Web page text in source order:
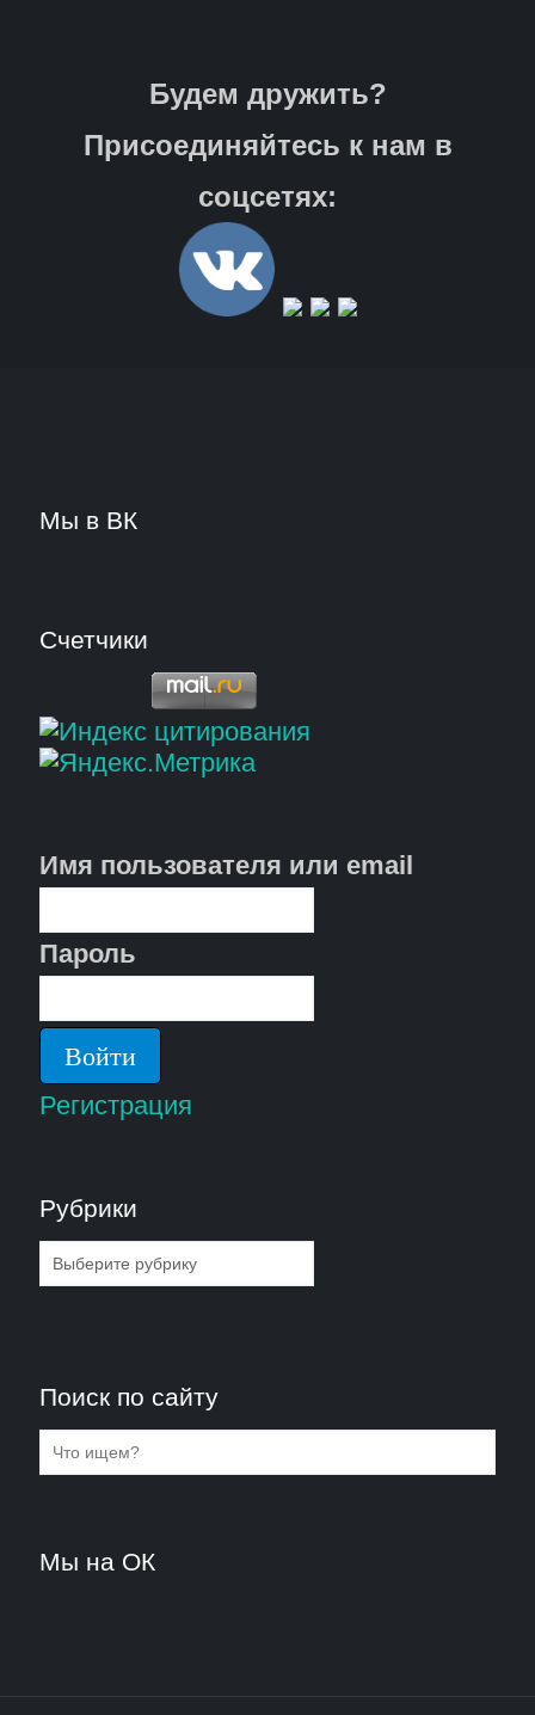
Будем дружить?
Присоединяйтесь к нам в
соцсетях:
Мы в ВК
Счетчики
Имя пользователя или email
Пароль
Регистрация
Рубрики
Рубрики
Поиск по сайту
Мы на ОК